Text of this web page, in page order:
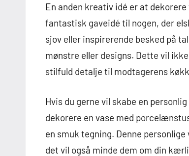
En anden kreativ idé er at
fantastisk gaveidé til nogen, der
sjov eller inspirerende besked på
mønstre eller designs. Dette vil
stilfuld detalje til modtagerens
Hvis du gerne vil skabe en
dekorere en vase med
en smuk tegning. Denne
det vil også minde dem om din